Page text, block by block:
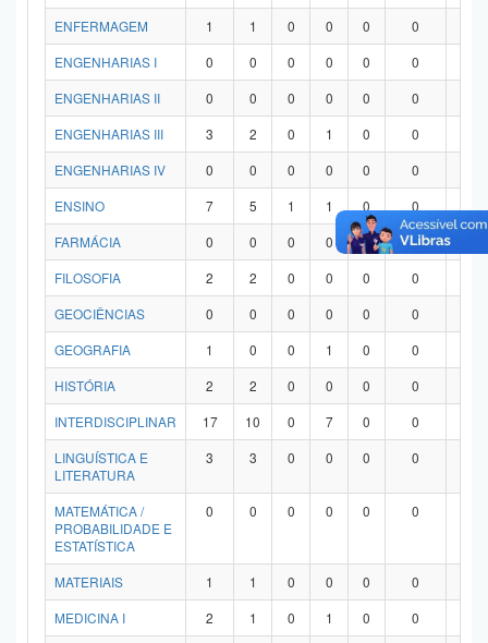
ENFERMAGEM
1 1 0 0 0 0
ENGENHARIAS I
0 0 0 0 0 0
ENGENHARIAS II
0 0 0 0 0 0
ENGENHARIAS III
3 2 0 1 0 0
ENGENHARIAS IV
0 0 0 0 0 0
ENSINO
7 5 1 1 0 0
FARMÁCIA
0 0 0 0 0 0
FILOSOFIA
2 2 0 0 0 0
GEOCIÊNCIAS
0 0 0 0 0 0
GEOGRAFIA
1 0 0 1 0 0
HISTÓRIA
2 2 0 0 0 0
INTERDISCIPLINAR
17 10 0 7 0 0
LINGUÍSTICA E
LITERATURA
3 3 0 0 0 0
MATEMÁTICA /
PROBABILIDADE E
ESTATÍSTICA
0 0 0 0 0 0
MATERIAIS 1 1 0 0 0 0
MEDICINA I
2 1 0 1 0 0